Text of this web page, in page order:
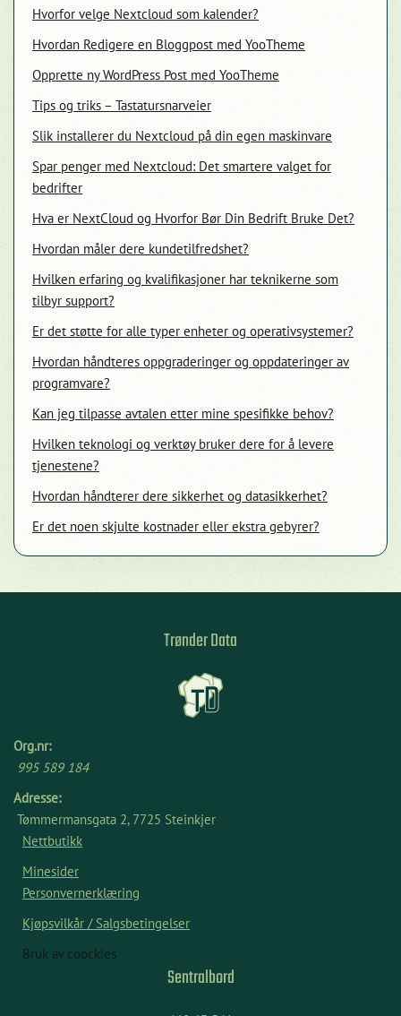
Hvorfor velge Nextcloud som kalender?
Hvordan Redigere en Bloggpost med YooTheme
Opprette ny WordPress Post med YooTheme
Tips og triks – Tastatursnarveier
Slik installerer du Nextcloud på din egen maskinvare
Spar penger med Nextcloud: Det smartere valget for
bedrifter
Hva er NextCloud og Hvorfor Bør Din Bedrift Bruke Det?
Hvordan måler dere kundetilfredshet?
Hvilken erfaring og kvalifikasjoner har teknikerne som
tilbyr support?
Er det støtte for alle typer enheter og operativsystemer?
Hvordan håndteres oppgraderinger og oppdateringer av
programvare?
Kan jeg tilpasse avtalen etter mine spesifikke behov?
Hvilken teknologi og verktøy bruker dere for å levere
tjenestene?
Hvordan håndterer dere sikkerhet og datasikkerhet?
Er det noen skjulte kostnader eller ekstra gebyrer?
Trønder Data
Org.nr:
995 589 184
Adresse:
Tømmermansgata 2, 7725 Steinkjer
Nettbutikk
Minesider
Personvernerklæring
Kjøpsvilkår / Salgsbetingelser
Bruk av coockies
Sentralbord